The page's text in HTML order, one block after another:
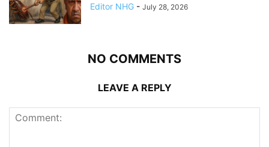
Editor NHG - July 28, 2026
NO COMMENTS
LEAVE A REPLY